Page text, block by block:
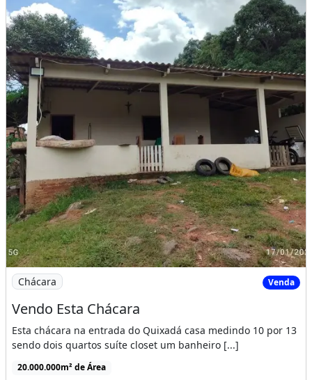
Imagem: Vendo Esta Chácara
Chácara Venda
Vendo Esta Chácara
Esta chácara na entrada do Quixadá casa medindo 10 por 13
sendo dois quartos suíte closet um banheiro [...]
20.000.000m² de Área